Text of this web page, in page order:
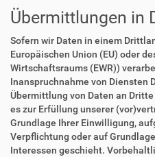
Übermittlungen in
Sofern wir Daten in einem
Europäischen Union (EU) oder
Wirtschaftsraums (EWR))
Inanspruchnahme von Diensten
Übermittlung von Daten an
es zur Erfüllung unserer
Grundlage Ihrer Einwilligung,
Verpflichtung oder auf
Interessen geschieht.